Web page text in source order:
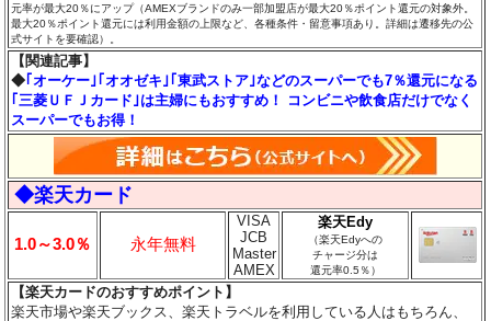
元率が最大20％にアップ（AMEXブランドのみ一部加盟店が最大20％ポイント還元の対象外。
最大20％ポイント還元には利用金額の上限など、各種条件・留意事項あり。詳細は遷移先の公
式サイトを要確認）。
【関連記事】
◆ ｢オーケー｣｢オオゼキ｣｢東武ストア｣などのスーパーでも7％還元になる
｢三菱ＵＦＪカード｣は主婦にもおすすめ！ コンビニや飲食店だけでなく
スーパーでもお得！
◆楽天カード
1.0～3.0％ 永年無料
VISA
JCB
Master
AMEX
楽天Edy
（楽天Edyへの
チャージ分は
還元率0.5％）
【楽天カードのおすすめポイント】
楽天市場や楽天ブックス、楽天トラベルを利用している人はもちろん、